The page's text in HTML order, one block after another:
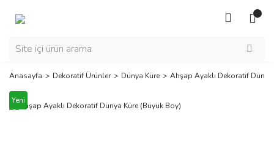
Anasayfa Dekoratif Ürünler Dünya Küre Ahşap Ayaklı Dekoratif
Yeni